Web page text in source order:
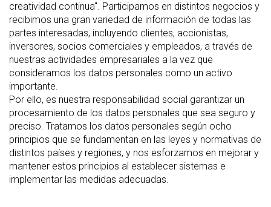
creatividad continua". Participamos en distintos negocios y
recibimos una gran variedad de información de todas las
partes interesadas, incluyendo clientes, accionistas,
inversores, socios comerciales y empleados, a través de
nuestras actividades empresariales a la vez que
consideramos los datos personales como un activo
importante.
Por ello, es nuestra responsabilidad social garantizar un
procesamiento de los datos personales que sea seguro y
preciso. Tratamos los datos personales según ocho
principios que se fundamentan en las leyes y normativas de
distintos países y regiones, y nos esforzamos en mejorar y
mantener estos principios al establecer sistemas e
implementar las medidas adecuadas.